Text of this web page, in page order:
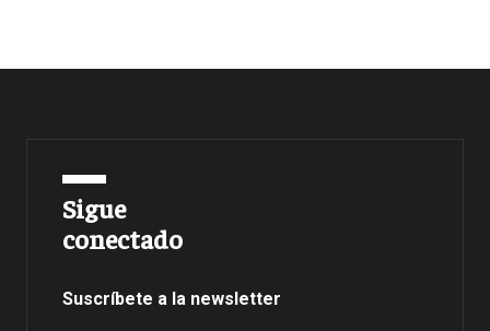
Sigue
conectado
Suscríbete a la newsletter